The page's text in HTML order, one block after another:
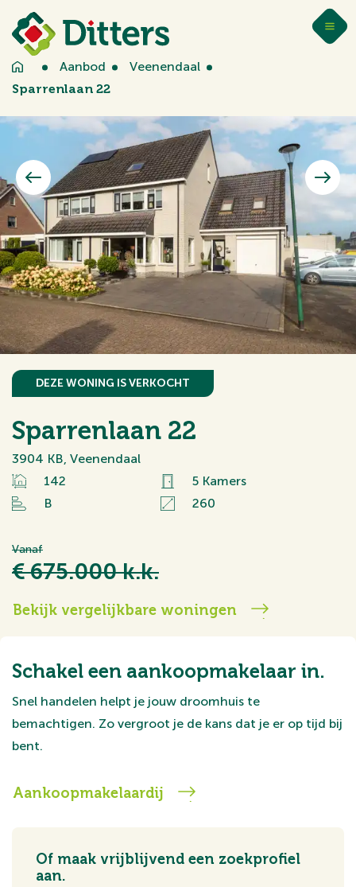
Aanbod
Veenendaal
Sparrenlaan 22
DEZE WONING IS VERKOCHT
Sparrenlaan 22
3904 KB, Veenendaal
142
5 Kamers
B
260
Vanaf
€ 675.000 k.k.
Bekijk vergelijkbare woningen
Schakel een aankoopmakelaar in.
Snel handelen helpt je jouw droomhuis te
bemachtigen. Zo vergroot je de kans dat je er op tijd bij
bent.
Aankoopmakelaardij
Of maak vrijblijvend een zoekprofiel
aan.